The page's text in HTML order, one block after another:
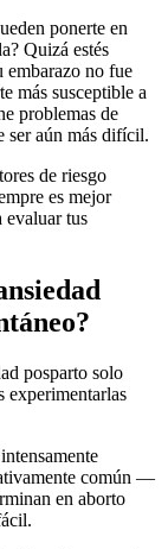
ponerte en
Quizá estés
embarazo no fue
más susceptible a
problemas de
ser aún más difícil.
de riesgo
es mejor
evaluar tus
posparto solo
experimentarlas
común —
en aborto